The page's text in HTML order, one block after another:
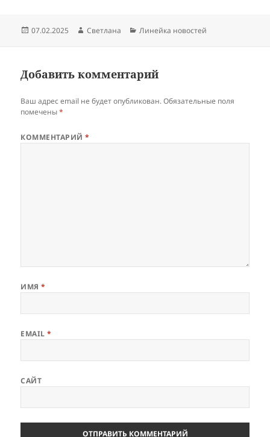
Опубликовано
07.02.2025 Автор
Светлана Рубрики
Линейка новостей
Добавить комментарий
Ваш адрес email не будет опубликован. Обязательные поля
помечены*
КОММЕНТАРИЙ*
ИМЯ*
EMAIL*
САЙТ